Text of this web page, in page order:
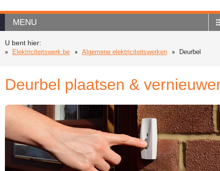
MENU
U bent hier:
Elektriciteitswerk.be
Algemene elektriciteitswerken Deurbel
Deurbel plaatsen &